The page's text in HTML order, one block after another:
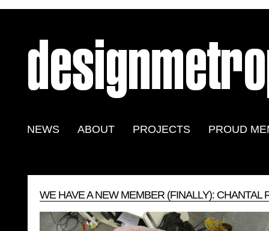
NEWS ABOUT PROJECTS PROUD
WE HAVE A NEW MEMBER (FINALLY): CHANTAL